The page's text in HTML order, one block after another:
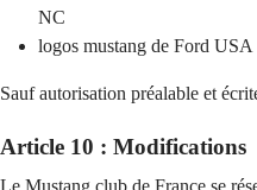
NC
logos mustang de Ford USA
Sauf autorisation préalable et
Article 10 : Modifications
Le Mustang club de France se